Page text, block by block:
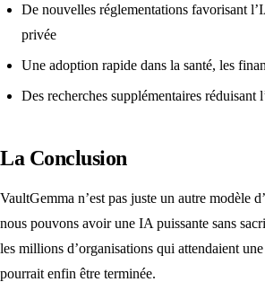
De nouvelles réglementations favorisant
privée
Une adoption rapide dans la santé, les
Des recherches supplémentaires réduisant
La Conclusion
VaultGemma n’est pas juste un autre modèle
nous pouvons avoir une IA puissante sans
les millions d’organisations qui attendaient
pourrait enfin être terminée.